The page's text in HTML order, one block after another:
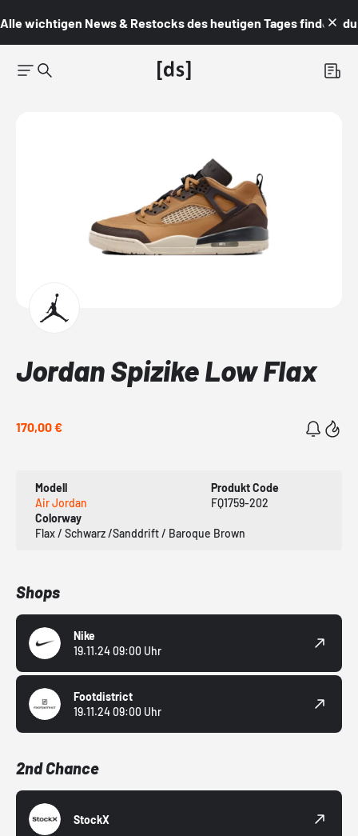
Alle wichtigen News & Restocks des heutigen Tages findest du
Jordan Spizike Low Flax
170,00 €
Modell
Air Jordan
Produkt Code
FQ1759-202
Colorway
Flax / Schwarz /Sanddrift / Baroque Brown
Shops
Nike
19.11.24 09:00 Uhr
Footdistrict
19.11.24 09:00 Uhr
2nd Chance
StockX